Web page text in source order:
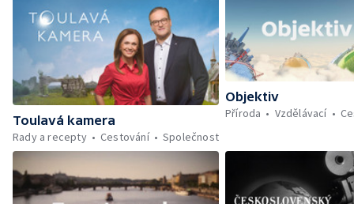
Toulavá kamera
Rady a recepty
Cestování Společnost
Objektiv
Příroda
Vzdělávací